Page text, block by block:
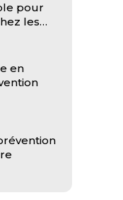
pour
les…
en